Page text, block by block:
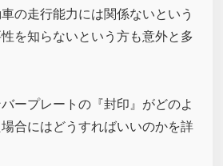
の走行能力には関係ないという
を知らないという方も意外と多
ープレートの『封印』がどのよ
合にはどうすればいいのかを詳